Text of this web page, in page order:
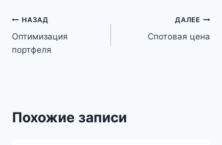
Навигация
по
НАЗАД
Оптимизация
портфеля
ДАЛЕЕ
Спотовая цена
Похожие записи